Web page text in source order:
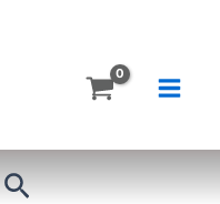
Buscar